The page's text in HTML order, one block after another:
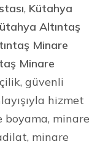
, Kütahya
Altıntaş
Minare
Minare
güvenli
hizmet
boyama, minare
minare